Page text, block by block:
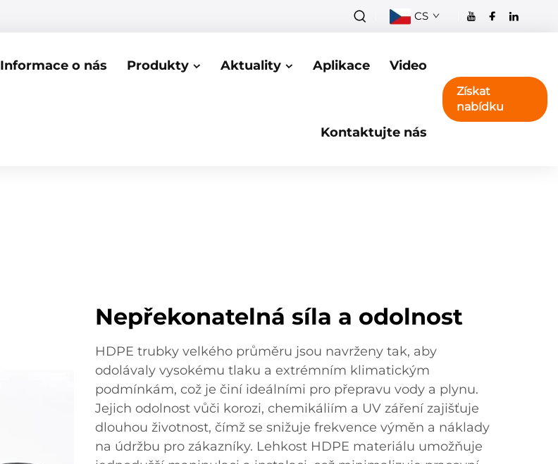
CS
Informace o nás Produkty Aktuality Aplikace Video
Kontaktujte nás
Získat
nabídku
Nepřekonatelná síla a odolnost
HDPE trubky velkého průměru jsou navrženy tak, aby
odolávaly vysokému tlaku a extrémním klimatickým
podmínkám, což je činí ideálními pro přepravu vody a plynu.
Jejich odolnost vůči korozi, chemikáliím a UV záření zajišťuje
dlouhou životnost, čímž se snižuje frekvence výměn a náklady
na údržbu pro zákazníky. Lehkost HDPE materiálu umožňuje